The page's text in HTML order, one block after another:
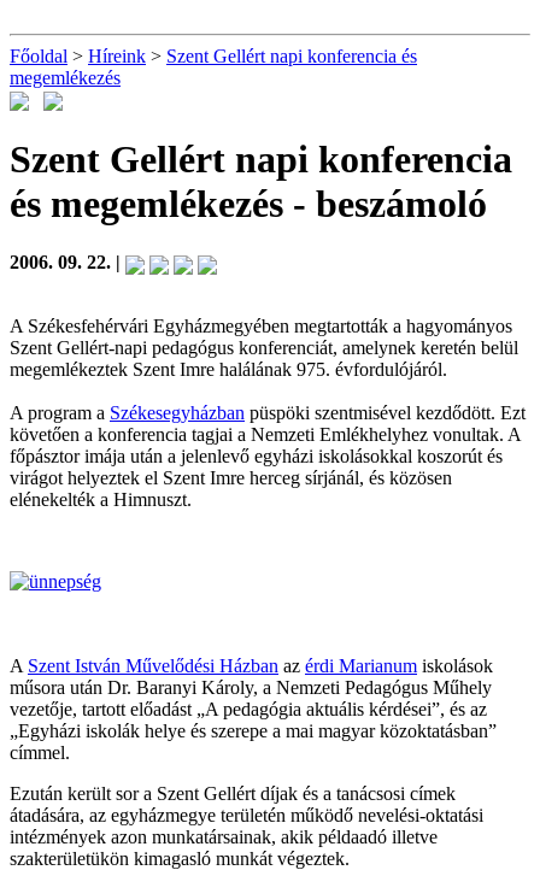
Főoldal > Híreink > Szent Gellért napi konferencia és
megemlékezés
Szent Gellért napi konferencia
és megemlékezés - beszámoló
2006. 09. 22. |
A Székesfehérvári Egyházmegyében megtartották a hagyományos
Szent Gellért-napi pedagógus konferenciát, amelynek keretén belül
megemlékeztek Szent Imre halálának 975. évfordulójáról.
A program a Székesegyházban püspöki szentmisével kezdődött. Ezt
követően a konferencia tagjai a Nemzeti Emlékhelyhez vonultak. A
főpásztor imája után a jelenlevő egyházi iskolásokkal koszorút és
virágot helyeztek el Szent Imre herceg sírjánál, és közösen
elénekelték a Himnuszt.
A Szent István Művelődési Házban az érdi Marianum iskolások
műsora után Dr. Baranyi Károly, a Nemzeti Pedagógus Műhely
vezetője, tartott előadást „A pedagógia aktuális kérdései”, és az
„Egyházi iskolák helye és szerepe a mai magyar közoktatásban”
címmel.
Ezután került sor a Szent Gellért díjak és a tanácsosi címek
átadására, az egyházmegye területén működő nevelési-oktatási
intézmények azon munkatársainak, akik példaadó illetve
szakterületükön kimagasló munkát végeztek.